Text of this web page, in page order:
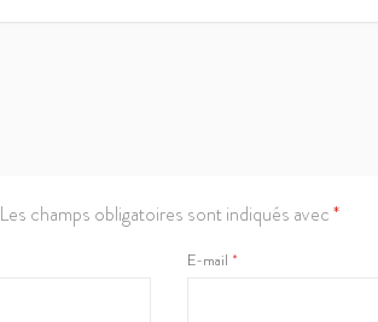
Les champs obligatoires sont indiqués avec*
E-mail *